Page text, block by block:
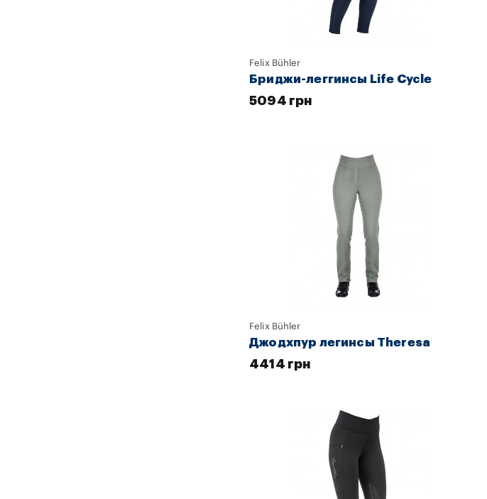
Felix Bühler
Бриджи-леггинсы Life Cycle
5094 грн
Felix Bühler
Джодхпур легинсы Theresa
4414 грн